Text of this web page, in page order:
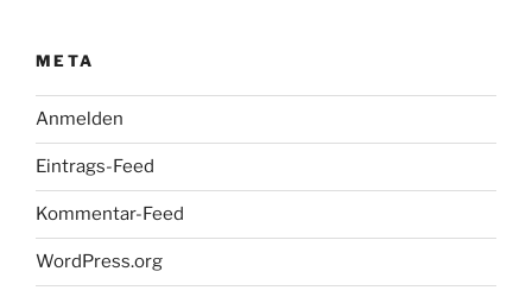
META
Anmelden
Eintrags-Feed
Kommentar-Feed
WordPress.org